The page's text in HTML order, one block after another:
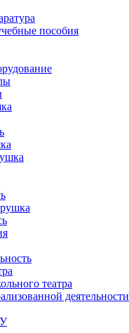
пособия
театра
деятельности